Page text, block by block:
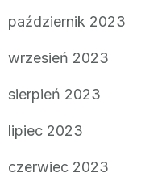
październik 2023
wrzesień 2023
sierpień 2023
lipiec 2023
czerwiec 2023